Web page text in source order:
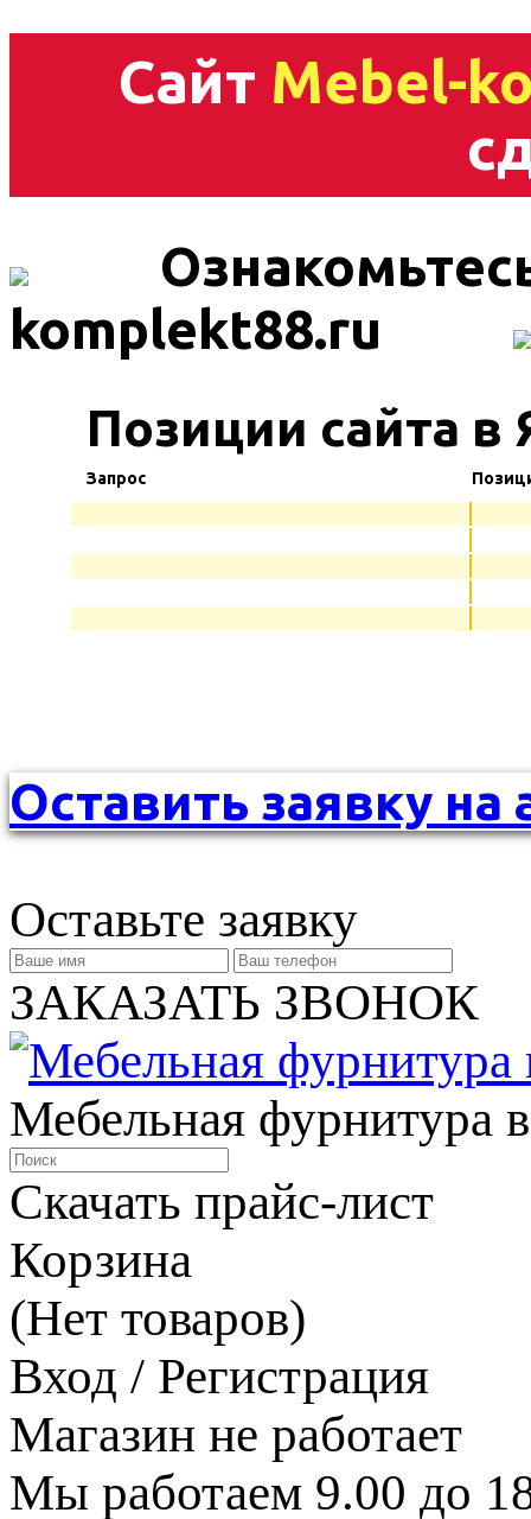
Сайт Mebel-
komplekt88.ru
Позиции сайта в
Запрос
Оставить заявку на
Оставьте заявку
ЗАКАЗАТЬ ЗВОНОК
Мебельная фурнитура
Скачать прайс-лист
Корзина
(Нет товаров)
Вход / Регистрация
Магазин не работает
Мы работаем 9.00 до